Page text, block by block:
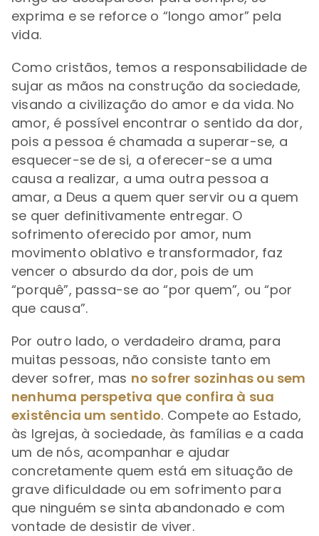
exprima e se reforce o “longo amor” pela
vida.
Como cristãos, temos a responsabilidade de
sujar as mãos na construção da sociedade,
visando a civilização do amor e da vida. No
amor, é possível encontrar o sentido da dor,
pois a pessoa é chamada a superar-se, a
esquecer-se de si, a oferecer-se a uma
causa a realizar, a uma outra pessoa a
amar, a Deus a quem quer servir ou a quem
se quer definitivamente entregar. O
sofrimento oferecido por amor, num
movimento oblativo e transformador, faz
vencer o absurdo da dor, pois de um
“porquê”, passa-se ao “por quem”, ou “por
que causa”.
Por outro lado, o verdadeiro drama, para
muitas pessoas, não consiste tanto em
dever sofrer, mas no sofrer sozinhas ou sem
nenhuma perspetiva que confira à sua
existência um sentido. Compete ao Estado,
às Igrejas, à sociedade, às famílias e a cada
um de nós, acompanhar e ajudar
concretamente quem está em situação de
grave dificuldade ou em sofrimento para
que ninguém se sinta abandonado e com
vontade de desistir de viver.